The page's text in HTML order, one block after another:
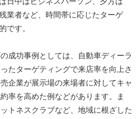
業者など、時間帯に応じたターゲ
です。
成功事例としては、自動車ディーラ
たターゲティングで来店率を向上さ
企業が展示場の来場者に対してキャ
率を高めた例などがあります。ま
トネスクラブなど、地域に根ざした